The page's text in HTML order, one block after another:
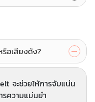
อเสียงดัง?
จะช่วยให้การจับแน่น
รความแม่นยำ